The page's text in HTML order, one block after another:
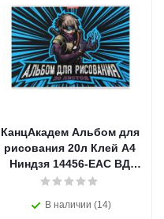
КанцАкадем Альбом для
рисования 20л Клей А4
Ниндзя 14456-EAC ВД
лак
В наличии (14)